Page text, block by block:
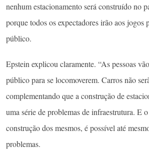
nenhum estacionamento será construído no
porque todos os expectadores irão aos jogos
público.
Epstein explicou claramente. “As pessoas
público para se locomoverem. Carros não
complementando que a construção de
uma série de problemas de infraestrutura. E
construção dos mesmos, é possível até
problemas.